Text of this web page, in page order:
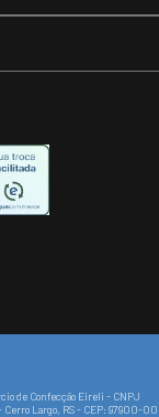
de Confecção Eireli - CNPJ
Cerro Largo, RS - CEP: 97900-